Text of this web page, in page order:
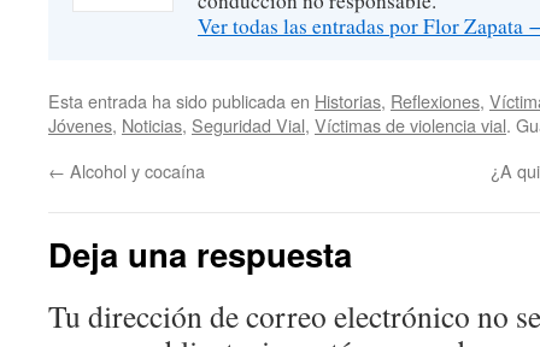
Ver todas las entradas por Flor Zapata
Esta entrada ha sido publicada en Historias, Reflexiones,
Jóvenes, Noticias, Seguridad Vial, Víctimas de violencia vial.
← Alcohol y cocaína ¿A
Deja una respuesta
Tu dirección de correo electrónico no